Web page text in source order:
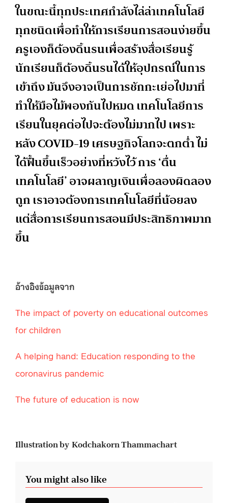
ในขณะนี้ทุกประเทศกำลังไล่ล่าเทคโนโลยี
ทุกชนิดเพื่อทำให้การเรียนการสอนง่ายขึ้น
ครูเองก็ต้องดิ้นรนเพื่อสร้างสื่อเรียนรู้
นักเรียนก็ต้องดิ้นรนได้ให้อุปกรณ์ในการ
เข้าถึง มันจึงอาจเป็นการชักกะเย่อไปมาที่
ทำให้มือไม้พองกันไปหมด เทคโนโลยีการ
เรียนในยุคต่อไปจะต้องไม่มากไป เพราะ
หลัง COVID-19 เศรษฐกิจโลกจะตกต่ำ ไม่
ได้ฟื้นขึ้นเร็วอย่างที่หวังไว้ การ ‘ตื่น
เทคโนโลยี’ อาจผลาญเงินเพื่อลองผิดลอง
ถูก เราอาจต้องการเทคโนโลยีที่น้อยลง
แต่สื่อการเรียนการสอนมีประสิทธิภาพมาก
ขึ้น
อ้างอิงข้อมูลจาก
The impact of poverty on educational outcomes
for children
A helping hand: Education responding to the
coronavirus pandemic
The future of education is now
Illustration by Kodchakorn Thammachart
You might also like